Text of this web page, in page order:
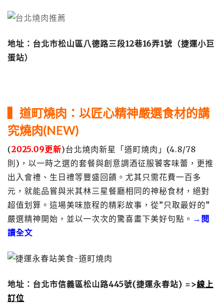
地址：台北市松山區八德路三段12巷16弄1號（捷運小巨
蛋站）
▍道町燒肉：以匠心精神嚴選食材的講
究燒肉(NEW)
(2025.09更新)台北燒肉新星「道町燒肉」(4.8/78
則)，以一時之選的套餐與創意調酒征服饕客味蕾，更推
出入會禮、生日禮等豐盛回饋。尤其只需花費一百多
元，就能品嘗與米其林三星餐廳相同的神秘食材，絕對
超值划算。這場美味旅程的精彩故事，從”只取最好的”
嚴選精神開始，並以一次次的驚喜畫下美好句點。 →閱
讀全文
地址：台北市信義區松山路445號(捷運永春站) =>線上
訂位